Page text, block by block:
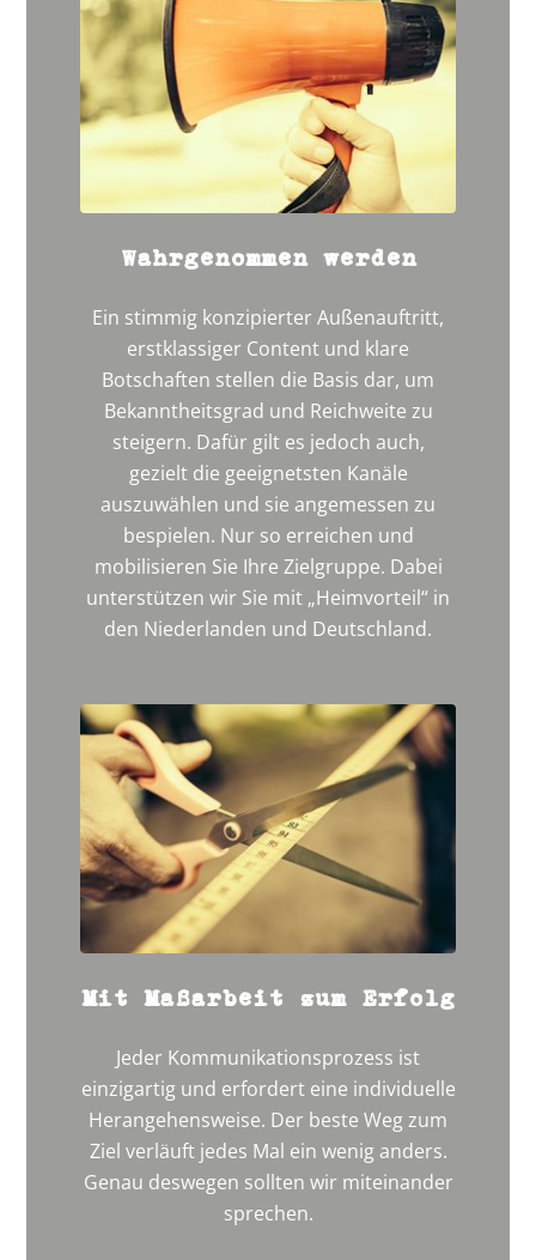
Wahrgenommen werden
Ein stimmig konzipierter Außenauftritt,
erstklassiger Content und klare
Botschaften stellen die Basis dar, um
Bekanntheitsgrad und Reichweite zu
steigern. Dafür gilt es jedoch auch,
gezielt die geeignetsten Kanäle
auszuwählen und sie angemessen zu
bespielen. Nur so erreichen und
mobilisieren Sie Ihre Zielgruppe. Dabei
unterstützen wir Sie mit „Heimvorteil“ in
den Niederlanden und Deutschland.
Mit Maßarbeit zum Erfolg
Jeder Kommunikationsprozess ist
einzigartig und erfordert eine individuelle
Herangehensweise. Der beste Weg zum
Ziel verläuft jedes Mal ein wenig anders.
Genau deswegen sollten wir miteinander
sprechen.